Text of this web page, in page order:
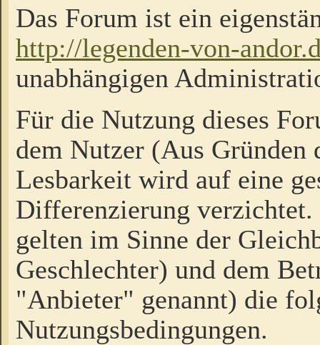
Das Forum ist ein
http://legenden-von-
unabhängigen
Für die Nutzung dieses
dem Nutzer (Aus Gründen
Lesbarkeit wird auf eine
Differenzierung
gelten im Sinne der
Geschlechter) und dem
"Anbieter" genannt) die
Nutzungsbedingungen.